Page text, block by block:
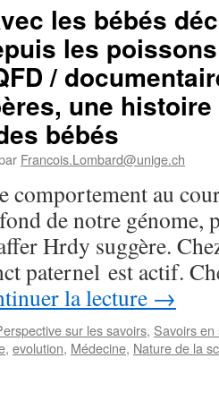
les bébés
les
/
une
bébés
Francois.Lombard@unige.ch
comportement au
de notre génome,
Hrdy suggère.
paternel est actif.
la lecture →
sur les savoirs, Savoirs en
, evolution, Médecine, Nature de la